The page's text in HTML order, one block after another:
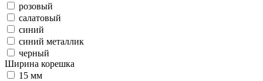
розовый
салатовый
синий
синий металлик
черный
Ширина корешка
15 мм